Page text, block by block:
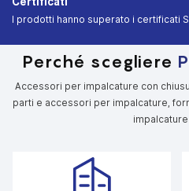
︎I prodotti hanno superato i certificati
Perché scegliere
Accessori per impalcature con
parti e accessori per impalcature,
impalcature